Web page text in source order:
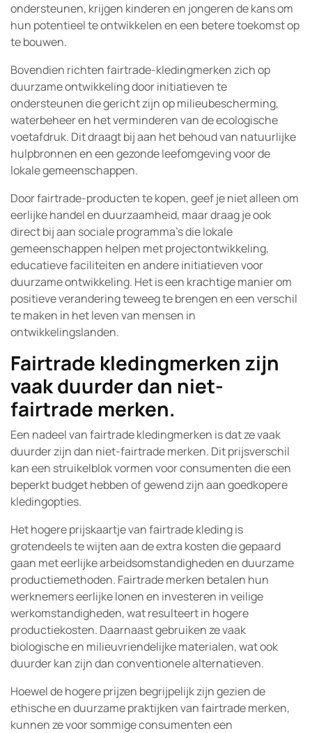
ondersteunen, krijgen kinderen en jongeren de kans om
hun potentieel te ontwikkelen en een betere toekomst op
te bouwen.
Bovendien richten fairtrade-kledingmerken zich op
duurzame ontwikkeling door initiatieven te
ondersteunen die gericht zijn op milieubescherming,
waterbeheer en het verminderen van de ecologische
voetafdruk. Dit draagt bij aan het behoud van natuurlijke
hulpbronnen en een gezonde leefomgeving voor de
lokale gemeenschappen.
Door fairtrade-producten te kopen, geef je niet alleen om
eerlijke handel en duurzaamheid, maar draag je ook
direct bij aan sociale programma’s die lokale
gemeenschappen helpen met projectontwikkeling,
educatieve faciliteiten en andere initiatieven voor
duurzame ontwikkeling. Het is een krachtige manier om
positieve verandering teweeg te brengen en een verschil
te maken in het leven van mensen in
ontwikkelingslanden.
Fairtrade kledingmerken zijn
vaak duurder dan niet-
fairtrade merken.
Een nadeel van fairtrade kledingmerken is dat ze vaak
duurder zijn dan niet-fairtrade merken. Dit prijsverschil
kan een struikelblok vormen voor consumenten die een
beperkt budget hebben of gewend zijn aan goedkopere
kledingopties.
Het hogere prijskaartje van fairtrade kleding is
grotendeels te wijten aan de extra kosten die gepaard
gaan met eerlijke arbeidsomstandigheden en duurzame
productiemethoden. Fairtrade merken betalen hun
werknemers eerlijke lonen en investeren in veilige
werkomstandigheden, wat resulteert in hogere
productiekosten. Daarnaast gebruiken ze vaak
biologische en milieuvriendelijke materialen, wat ook
duurder kan zijn dan conventionele alternatieven.
Hoewel de hogere prijzen begrijpelijk zijn gezien de
ethische en duurzame praktijken van fairtrade merken,
kunnen ze voor sommige consumenten een